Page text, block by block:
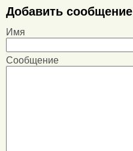
Добавить сообщение
Имя
Сообщение